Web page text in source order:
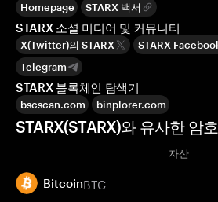
Homepage STARX 백서
STARX 소셜 미디어 및 커뮤니티
X(Twitter)의 STARX
STARX
Telegram
STARX 블록체인 탐색기
bscscan.com binplorer.com
STARX(STARX)와 유사한 암
자산
BitcoinBTC